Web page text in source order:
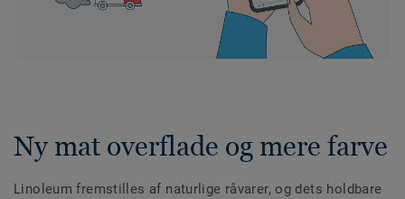
Ny mat overflade og mere farve
Linoleum fremstilles af naturlige råvarer, og dets holdbare